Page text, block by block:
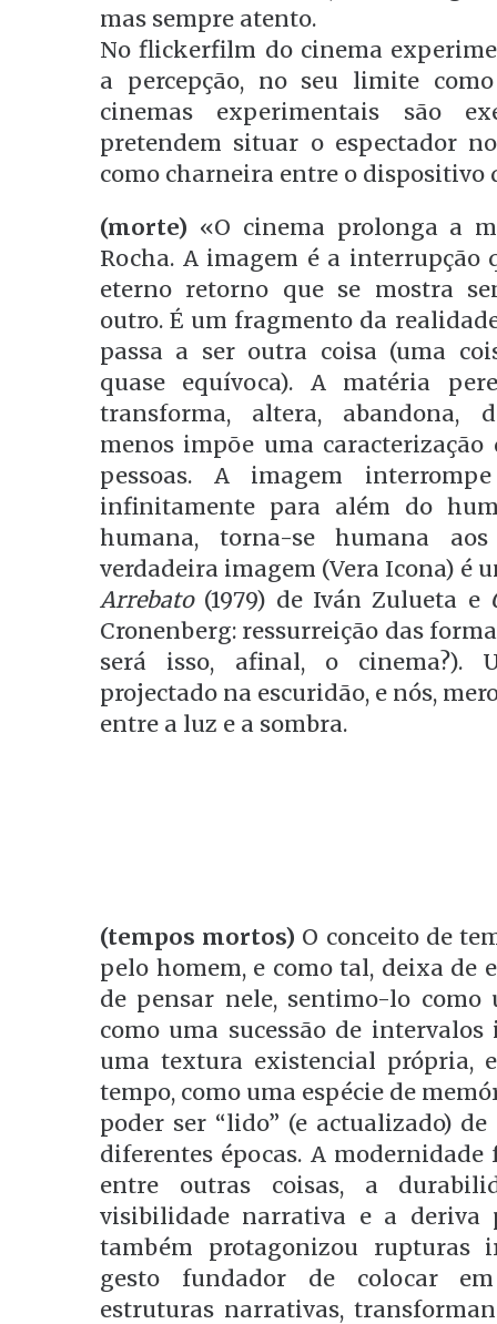
mas sempre atento.
No flickerfilm do cinema
a percepção, no seu limite
cinemas experimentais são
pretendem situar o espectador
como charneira entre o dispositivo
(morte) «O cinema prolonga a
Rocha. A imagem é a interrupção
eterno retorno que se mostra
outro. É um fragmento da
passa a ser outra coisa (uma
quase equívoca). A matéria
transforma, altera, abandona,
menos impõe uma caracterização
pessoas. A imagem
infinitamente para além do
humana, torna-se humana
verdadeira imagem (Vera Icona) é
Arrebato(1979) de Iván Zulueta e
Cronenberg: ressurreição das
será isso, afinal, o cinema?).
projectado na escuridão, e nós,
entre a luz e a sombra.
(tempos mortos) O conceito de
pelo homem, e como tal, deixa de
de pensar nele, sentimo-lo
como uma sucessão de
uma textura existencial própria,
tempo, como uma espécie de
poder ser “lido” (e actualizado)
diferentes épocas. A
entre outras coisas, a
visibilidade narrativa e a deriva
também protagonizou rupturas
gesto fundador de colocar
estruturas narrativas,